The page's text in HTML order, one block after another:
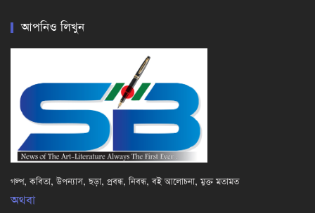
আপনিও লিখুন
গল্প, কবিতা, উপন্যাস, ছড়া, প্রবন্ধ, নিবন্ধ, বই আলোচনা, মুক্ত মতামত
অথবা